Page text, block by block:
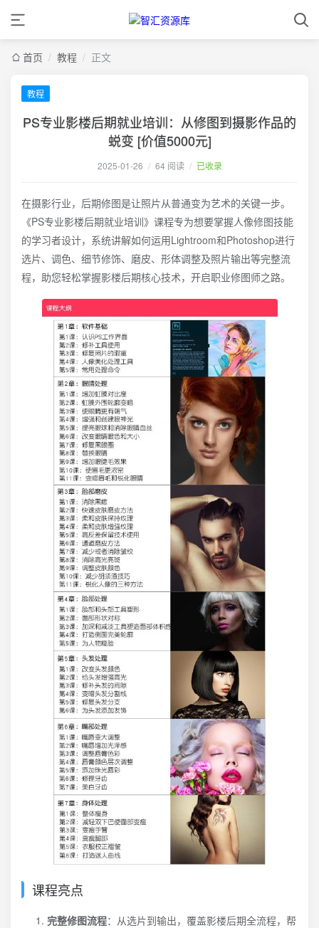
首页 / 教程 / 正文
教程
PS专业影楼后期就业培训：从修图到摄影作品的
蜕变 [价值5000元]
2025-01-26 / 64 阅读 / 已收录
在摄影行业，后期修图是让照片从普通变为艺术的关键一步。
《PS专业影楼后期就业培训》课程专为想要掌握人像修图技能
的学习者设计，系统讲解如何运用Lightroom和Photoshop进行
选片、调色、细节修饰、磨皮、形体调整及照片输出等完整流
程，助您轻松掌握影楼后期核心技术，开启职业修图师之路。
课程亮点
完整修图流程：从选片到输出，覆盖影楼后期全流程，帮